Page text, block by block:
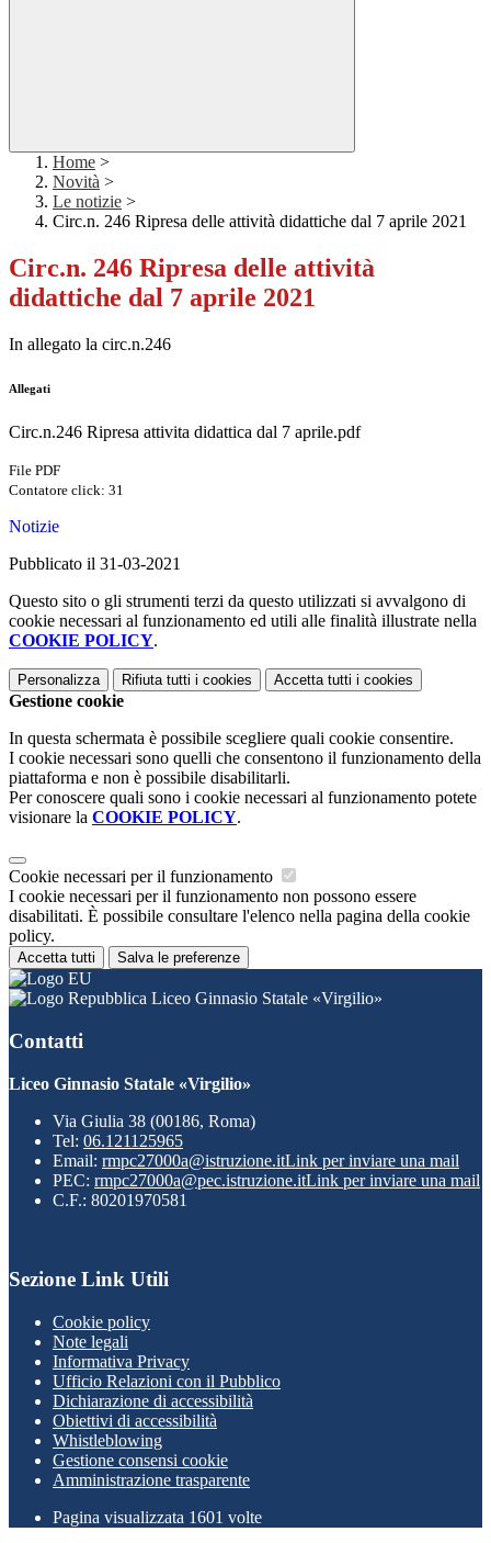
Home >
Novità >
Le notizie >
Circ.n. 246 Ripresa delle attività didattiche dal 7 aprile 2021
Circ.n. 246 Ripresa delle attività
didattiche dal 7 aprile 2021
In allegato la circ.n.246
Allegati
Circ.n.246 Ripresa attivita didattica dal 7 aprile.pdf
File PDF
Contatore click: 31
Notizie
Pubblicato il 31-03-2021
Questo sito o gli strumenti terzi da questo utilizzati si avvalgono di
cookie necessari al funzionamento ed utili alle finalità illustrate nella
COOKIE POLICY.
Personalizza Rifiuta tutti i cookies Accetta tutti i cookies
Gestione cookie
In questa schermata è possibile scegliere quali cookie consentire.
I cookie necessari sono quelli che consentono il funzionamento della
piattaforma e non è possibile disabilitarli.
Per conoscere quali sono i cookie necessari al funzionamento potete
visionare la COOKIE POLICY.
Cookie necessari per il funzionamento
I cookie necessari per il funzionamento non possono essere
disabilitati. È possibile consultare l'elenco nella pagina della cookie
policy.
Accetta tutti Salva le preferenze
Liceo Ginnasio Statale «Virgilio»
Contatti
Liceo Ginnasio Statale «Virgilio»
Via Giulia 38 (00186, Roma)
Tel: 06.121125965
Email: rmpc27000a@istruzione.itLink per inviare una mail
PEC: rmpc27000a@pec.istruzione.itLink per inviare una mail
C.F.: 80201970581
Sezione Link Utili
Cookie policy
Note legali
Informativa Privacy
Ufficio Relazioni con il Pubblico
Dichiarazione di accessibilità
Obiettivi di accessibilità
Whistleblowing
Gestione consensi cookie
Amministrazione trasparente
Pagina visualizzata 1601 volte